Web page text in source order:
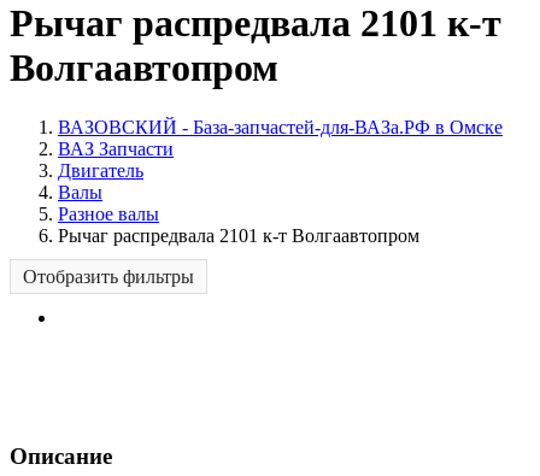
Рычаг распредвала 2101 к-т
Волгаавтопром
ВАЗОВСКИЙ - База-запчастей-для-ВАЗа.РФ в Омске
ВАЗ Запчасти
Двигатель
Валы
Разное валы
Рычаг распредвала 2101 к-т Волгаавтопром
Отобразить фильтры
Описание